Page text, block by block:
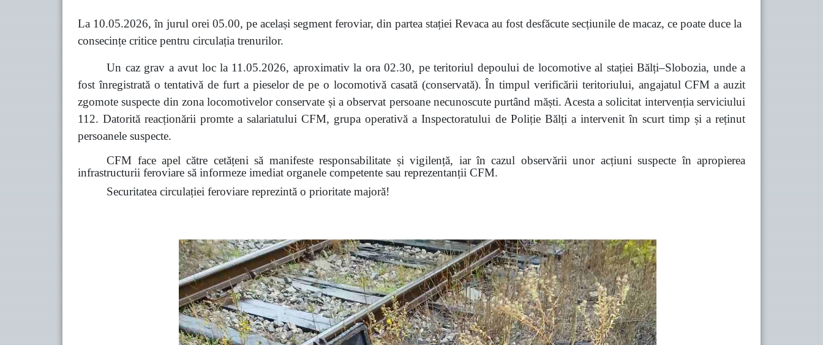
La 10.05.2026, în jurul orei 05.00, pe același segment feroviar, din partea stației Revaca au fost desfăcute secțiunile de macaz, ce poate duce la
consecințe critice pentru circulația trenurilor.
Un caz grav a avut loc la 11.05.2026, aproximativ la ora 02.30, pe teritoriul depoului de locomotive al stației Bălți–Slobozia, unde a
fost înregistrată o tentativă de furt a pieselor de pe o locomotivă casată (conservată). În timpul verificării teritoriului, angajatul CFM a auzit
zgomote suspecte din zona locomotivelor conservate și a observat persoane necunoscute purtând măști. Acesta a solicitat intervenția serviciului
112. Datorită reacționării promte a salariatului CFM, grupa operativă a Inspectoratului de Poliție Bălți a intervenit în scurt timp și a reținut
persoanele suspecte.
CFM face apel către cetățeni să manifeste responsabilitate și vigilență, iar în cazul observării unor acțiuni suspecte în apropierea
infrastructurii feroviare să informeze imediat organele competente sau reprezentanții CFM.
Securitatea circulației feroviare reprezintă o prioritate majoră!